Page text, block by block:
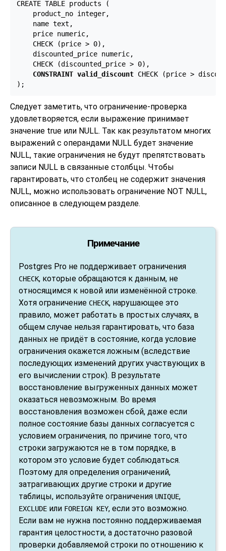
CREATE TABLE products (
    product_no integer,
    name text,
    price numeric,
    CHECK (price > 0),
    discounted_price numeric,
    CHECK (discounted_price > 0),
CONSTRAINT valid_discount CHECK (price >
);
Следует заметить, что ограничение-проверка
удовлетворяется, если выражение принимает
значение true или NULL. Так как результатом многих
выражений с операндами NULL будет значение
NULL, такие ограничения не будут препятствовать
записи NULL в связанные столбцы. Чтобы
гарантировать, что столбец не содержит значения
NULL, можно использовать ограничение NOT NULL,
описанное в следующем разделе.
Примечание
Postgres Pro не поддерживает ограничения
CHECK, которые обращаются к данным, не
относящимся к новой или изменённой строке.
Хотя ограничение CHECK, нарушающее это
правило, может работать в простых случаях, в
общем случае нельзя гарантировать, что база
данных не придёт в состояние, когда условие
ограничения окажется ложным (вследствие
последующих изменений других участвующих в
его вычислении строк). В результате
восстановление выгруженных данных может
оказаться невозможным. Во время
восстановления возможен сбой, даже если
полное состояние базы данных согласуется с
условием ограничения, по причине того, что
строки загружаются не в том порядке, в
котором это условие будет соблюдаться.
Поэтому для определения ограничений,
затрагивающих другие строки и другие
таблицы, используйте ограничения UNIQUE,
EXCLUDE или FOREIGN KEY, если это возможно.
Если вам не нужна постоянно поддерживаемая
гарантия целостности, а достаточно разовой
проверки добавляемой строки по отношению к